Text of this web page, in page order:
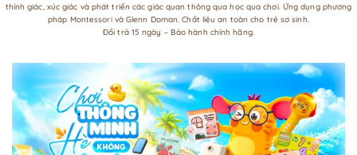
thính giác, xúc giác và phát triển các giác quan thông qua học qua chơi. Ứng dụng phương
pháp Montessori và Glenn Doman. Chất liệu an toàn cho trẻ sơ sinh.
Đổi trả 15 ngày – Bảo hành chính hãng.